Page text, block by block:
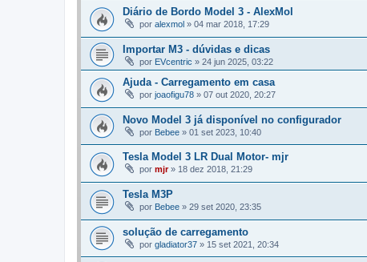
Diário de Bordo Model 3 - AlexMol
por alexmol » 04 mar 2018, 17:29
Importar M3 - dúvidas e dicas
por EVcentric » 24 jun 2025, 03:22
Ajuda - Carregamento em casa
por joaofigu78 » 07 out 2020, 20:27
Novo Model 3 já disponível no configurador
por Bebee » 01 set 2023, 10:40
Tesla Model 3 LR Dual Motor- mjr
por mjr» 18 dez 2018, 21:29
Tesla M3P
por Bebee » 29 set 2020, 23:35
solução de carregamento
por gladiator37 » 15 set 2021, 20:34